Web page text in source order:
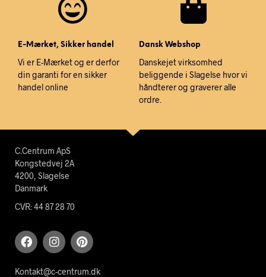
E-Mærket, Sikker handel
Vi er E-Mærket og er derfor
din garanti for en sikker
handel online
Dansk Webshop
Danskejet virksomhed
beliggende i Slagelse hvor vi
håndterer og graverer alle
ordre.
C.Centrum ApS
Kongstedvej 2A
4200, Slagelse
Danmark
CVR: 44 87 28 70
Kontakt@c-centrum.dk